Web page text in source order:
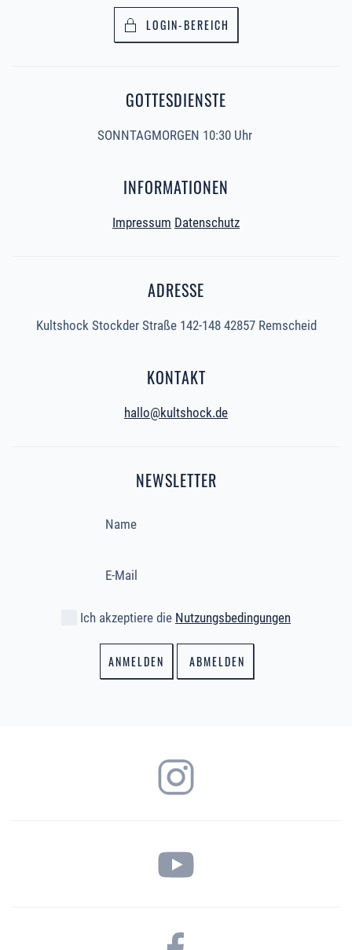
LOGIN-BEREICH
GOTTESDIENSTE
SONNTAGMORGEN 10:30 Uhr
INFORMATIONEN
Impressum Datenschutz
ADRESSE
Kultshock Stockder Straße 142-148 42857 Remscheid
KONTAKT
hallo@kultshock.de
NEWSLETTER
Ich akzeptiere die Nutzungsbedingungen